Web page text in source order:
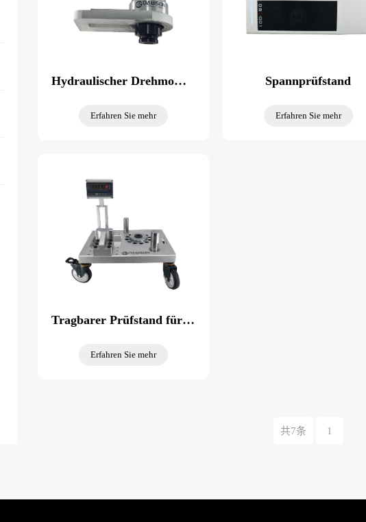
Hydraulischer Drehmomentkalibrator für Schraubenschlüssel
Erfahren Sie mehr
Spannprüfstand
Erfahren Sie mehr
Tragbarer Prüfstand für hydraulische Schraubenschlüssel
Erfahren Sie mehr
共7条 1